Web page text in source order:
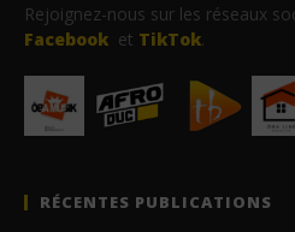
Rejoignez-nous sur les réseaux
Facebook et TikTok.
RÉCENTES PUBLICATIONS